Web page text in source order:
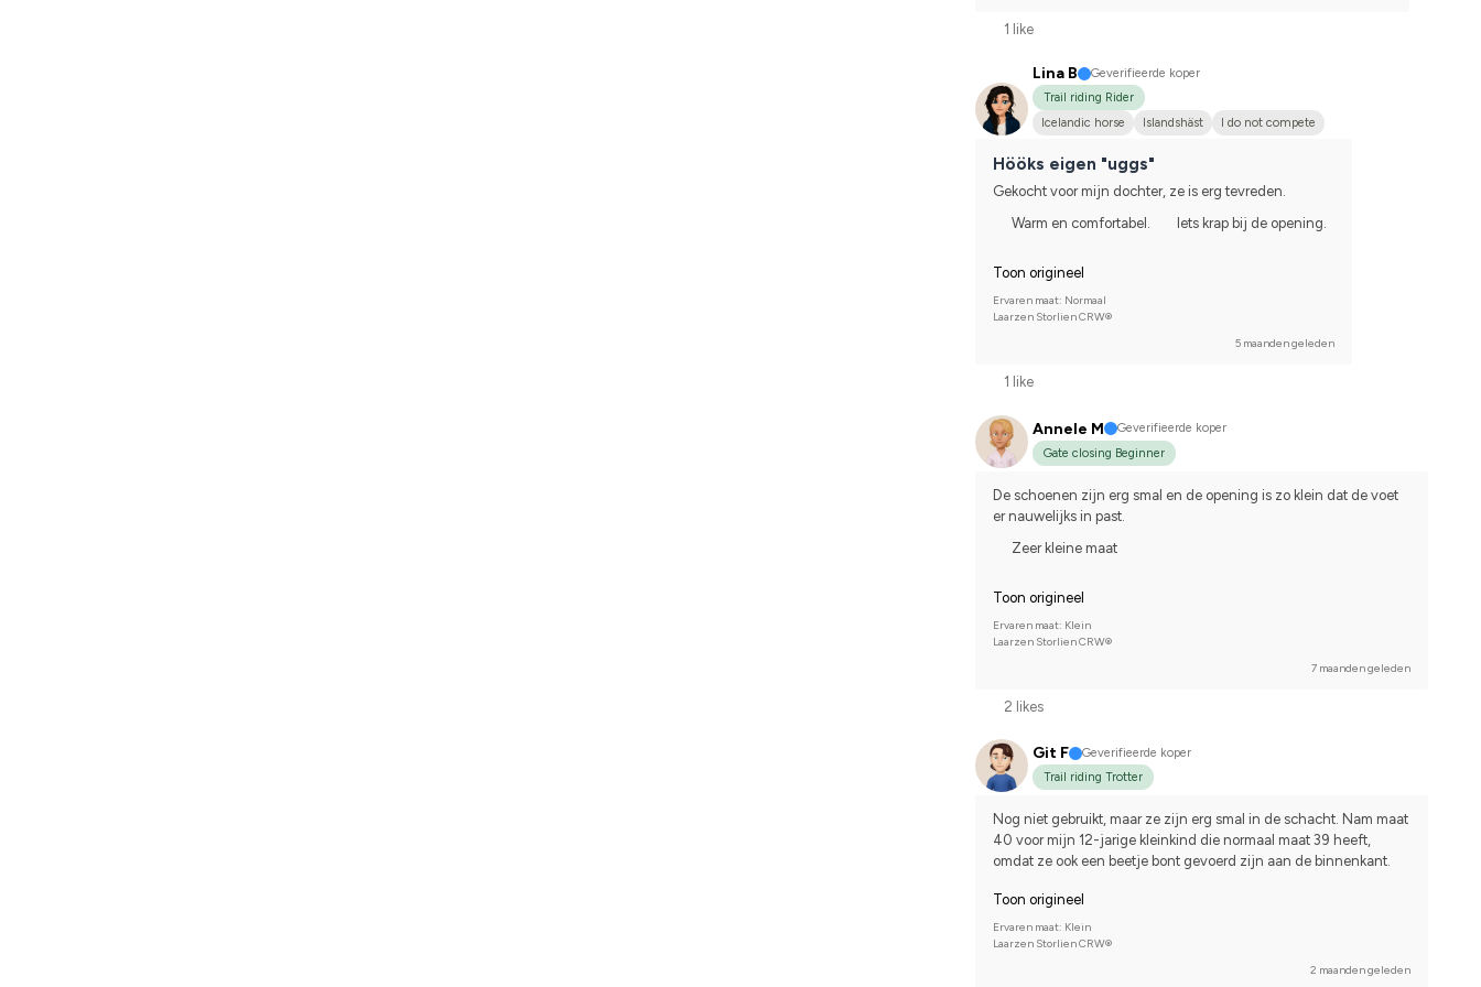
1 like
Lina B
Geverifieerde koper
Trail riding Rider
Icelandic horse
Islandshäst I do not compete
Hööks eigen "uggs"
Gekocht voor mijn dochter, ze is erg tevreden.
Warm en comfortabel.
Iets krap bij de opening.
Toon origineel
Ervaren maat: Normaal
Laarzen Storlien CRW®
5 maanden geleden
1 like
Annele M
Geverifieerde koper
Gate closing Beginner
De schoenen zijn erg smal en de opening is zo klein dat de voet
er nauwelijks in past.
Zeer kleine maat
Toon origineel
Ervaren maat: Klein
Laarzen Storlien CRW®
7 maanden geleden
2 likes
Git F
Geverifieerde koper
Trail riding Trotter
Nog niet gebruikt, maar ze zijn erg smal in de schacht. Nam maat
40 voor mijn 12-jarige kleinkind die normaal maat 39 heeft,
omdat ze ook een beetje bont gevoerd zijn aan de binnenkant.
Toon origineel
Ervaren maat: Klein
Laarzen Storlien CRW®
2 maanden geleden